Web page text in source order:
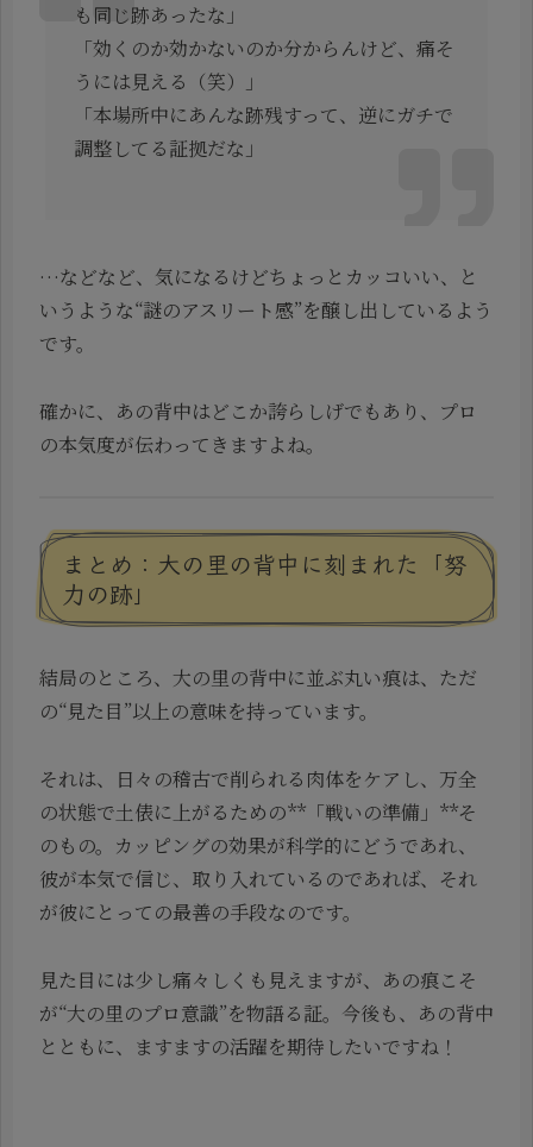
も同じ跡あったな」
「効くのか効かないのか分からんけど、痛そ
うには見える（笑）」
「本場所中にあんな跡残すって、逆にガチで
調整してる証拠だな」
…などなど、気になるけどちょっとカッコいい、と
いうような“謎のアスリート感”を醸し出しているよう
です。
確かに、あの背中はどこか誇らしげでもあり、プロ
の本気度が伝わってきますよね。
まとめ：大の里の背中に刻まれた「努
力の跡」
結局のところ、大の里の背中に並ぶ丸い痕は、ただ
の“見た目”以上の意味を持っています。
それは、日々の稽古で削られる肉体をケアし、万全
の状態で土俵に上がるための**「戦いの準備」**そ
のもの。カッピングの効果が科学的にどうであれ、
彼が本気で信じ、取り入れているのであれば、それ
が彼にとっての最善の手段なのです。
見た目には少し痛々しくも見えますが、あの痕こそ
が“大の里のプロ意識”を物語る証。今後も、あの背中
とともに、ますますの活躍を期待したいですね！